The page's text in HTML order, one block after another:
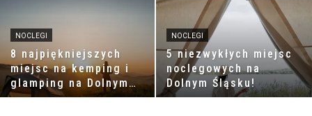
NOCLEGI
8 najpiękniejszych
miejsc na kemping i
glamping na Dolnym
Śląsku!
NOCLEGI
5 niezwykłych miejsc
noclegowych na
Dolnym Śląsku!